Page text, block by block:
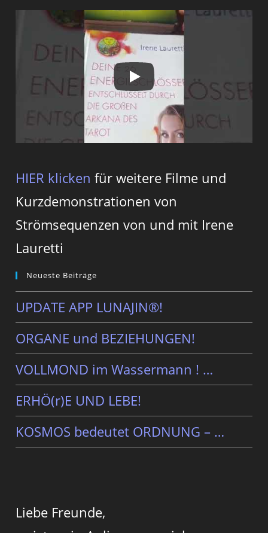
HIER klicken für weitere Filme und
Kurzdemonstrationen von
Strömsequenzen von und mit Irene
Lauretti
Neueste Beiträge
UPDATE APP LUNAJIN®!
ORGANE und BEZIEHUNGEN!
VOLLMOND im Wassermann ! …
ERHÖ(r)E UND LEBE!
KOSMOS bedeutet ORDNUNG – …
Liebe Freunde,